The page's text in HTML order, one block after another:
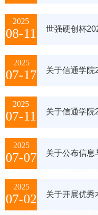
2025
08-11
2025
07-17
2025
07-11 关于信通学院
2025
07-07
2025
07-02